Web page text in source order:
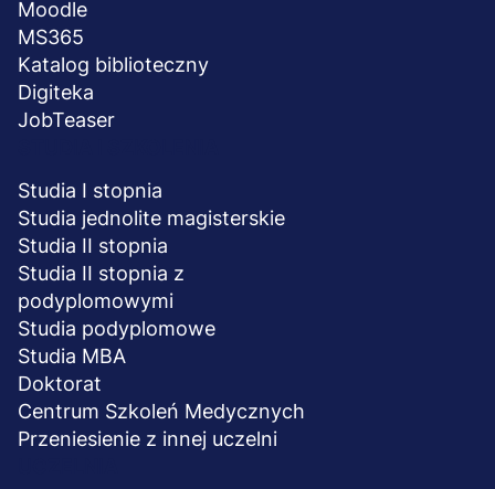
Moodle
MS365
Katalog biblioteczny
Digiteka
JobTeaser
Studia I stopnia
Studia jednolite magisterskie
Studia II stopnia
Studia II stopnia z
podyplomowymi
Studia podyplomowe
Studia MBA
Doktorat
Centrum Szkoleń Medycznych
Przeniesienie z innej uczelni